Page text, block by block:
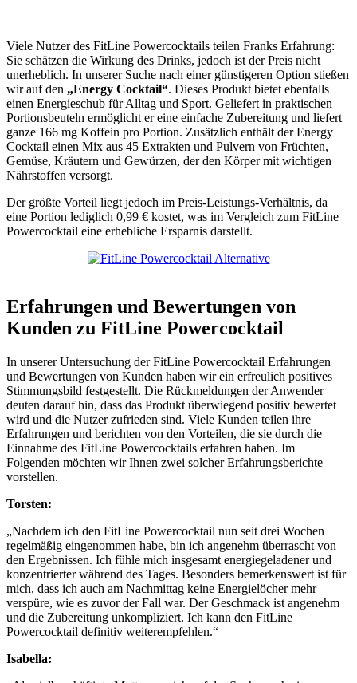
Viele Nutzer des FitLine Powercocktails teilen Franks Erfahrung:
Sie schätzen die Wirkung des Drinks, jedoch ist der Preis nicht
unerheblich. In unserer Suche nach einer günstigeren Option stießen
wir auf den „Energy Cocktail“. Dieses Produkt bietet ebenfalls
einen Energieschub für Alltag und Sport. Geliefert in praktischen
Portionsbeuteln ermöglicht er eine einfache Zubereitung und liefert
ganze 166 mg Koffein pro Portion. Zusätzlich enthält der Energy
Cocktail einen Mix aus 45 Extrakten und Pulvern von Früchten,
Gemüse, Kräutern und Gewürzen, der den Körper mit wichtigen
Nährstoffen versorgt.
Der größte Vorteil liegt jedoch im Preis-Leistungs-Verhältnis, da
eine Portion lediglich 0,99 € kostet, was im Vergleich zum FitLine
Powercocktail eine erhebliche Ersparnis darstellt.
Erfahrungen und Bewertungen von
Kunden zu FitLine Powercocktail
In unserer Untersuchung der FitLine Powercocktail Erfahrungen
und Bewertungen von Kunden haben wir ein erfreulich positives
Stimmungsbild festgestellt. Die Rückmeldungen der Anwender
deuten darauf hin, dass das Produkt überwiegend positiv bewertet
wird und die Nutzer zufrieden sind. Viele Kunden teilen ihre
Erfahrungen und berichten von den Vorteilen, die sie durch die
Einnahme des FitLine Powercocktails erfahren haben. Im
Folgenden möchten wir Ihnen zwei solcher Erfahrungsberichte
vorstellen.
Torsten:
„Nachdem ich den FitLine Powercocktail nun seit drei Wochen
regelmäßig eingenommen habe, bin ich angenehm überrascht von
den Ergebnissen. Ich fühle mich insgesamt energiegeladener und
konzentrierter während des Tages. Besonders bemerkenswert ist für
mich, dass ich auch am Nachmittag keine Energielöcher mehr
verspüre, wie es zuvor der Fall war. Der Geschmack ist angenehm
und die Zubereitung unkompliziert. Ich kann den FitLine
Powercocktail definitiv weiterempfehlen.“
Isabella: